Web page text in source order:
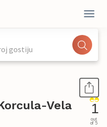
gostiju
Vela
1
out
of 5